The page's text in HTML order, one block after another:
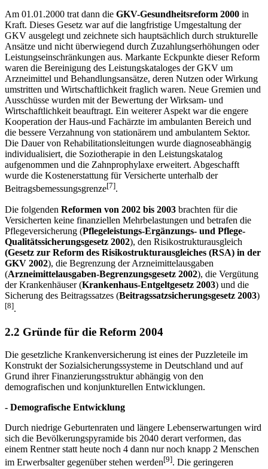
Am 01.01.2000 trat dann die GKV-Gesundheitsreform 2000 in
Kraft. Dieses Gesetz war auf die langfristige Umgestaltung der
GKV ausgelegt und zeichnete sich hauptsächlich durch strukturelle
Ansätze und nicht überwiegend durch Zuzahlungserhöhungen oder
Leistungseinschränkungen aus. Markante Eckpunkte dieser Reform
waren die Bereinigung des Leistungskataloges der GKV um
Arzneimittel und Behandlungsansätze, deren Nutzen oder Wirkung
umstritten und Wirtschaftlichkeit fraglich waren. Neue Gremien und
Ausschüsse wurden mit der Bewertung der Wirksam- und
Wirtschaftlichkeit beauftragt. Ein weiterer Aspekt war die engere
Kooperation der Haus-und Fachärzte im ambulanten Bereich und
die bessere Verzahnung von stationärem und ambulantem Sektor.
Die Dauer von Rehabilitationsleitungen wurde diagnoseabhängig
individualisiert, die Soziotherapie in den Leistungskatalog
aufgenommen und die Zahnprophylaxe erweitert. Abgeschafft
wurde die Kostenerstattung für Versicherte unterhalb der
Beitragsbemessungsgrenze[7].
Die folgenden Reformen von 2002 bis 2003 brachten für die
Versicherten keine finanziellen Mehrbelastungen und betrafen die
Pflegeversicherung (Pflegeleistungs-Ergänzungs- und Pflege-
Qualitätssicherungsgesetz 2002), den Risikostrukturausgleich
(Gesetz zur Reform des Risikostrukturausgleiches (RSA) in der
GKV 2002), die Begrenzung der Arzneimittelausgaben
(Arzneimittelausgaben-Begrenzungsgesetz 2002), die Vergütung
der Krankenhäuser (Krankenhaus-Entgeltgesetz 2003) und die
Sicherung des Beitragssatzes (Beitragssatzsicherungsgesetz 2003)
[8].
2.2 Gründe für die Reform 2004
Die gesetzliche Krankenversicherung ist eines der Puzzleteile im
Konstrukt der Sozialsicherungssysteme in Deutschland und auf
Grund ihrer Finanzierungsstruktur abhängig von den
demografischen und konjunkturellen Entwicklungen.
- Demografische Entwicklung
Durch niedrige Geburtenraten und längere Lebenserwartungen wird
sich die Bevölkerungspyramide bis 2040 derart verformen, das
einem Rentner statt heute noch 4 dann nur noch knapp 2 Menschen
im Erwerbsalter gegenüber stehen werden[9]. Die geringeren